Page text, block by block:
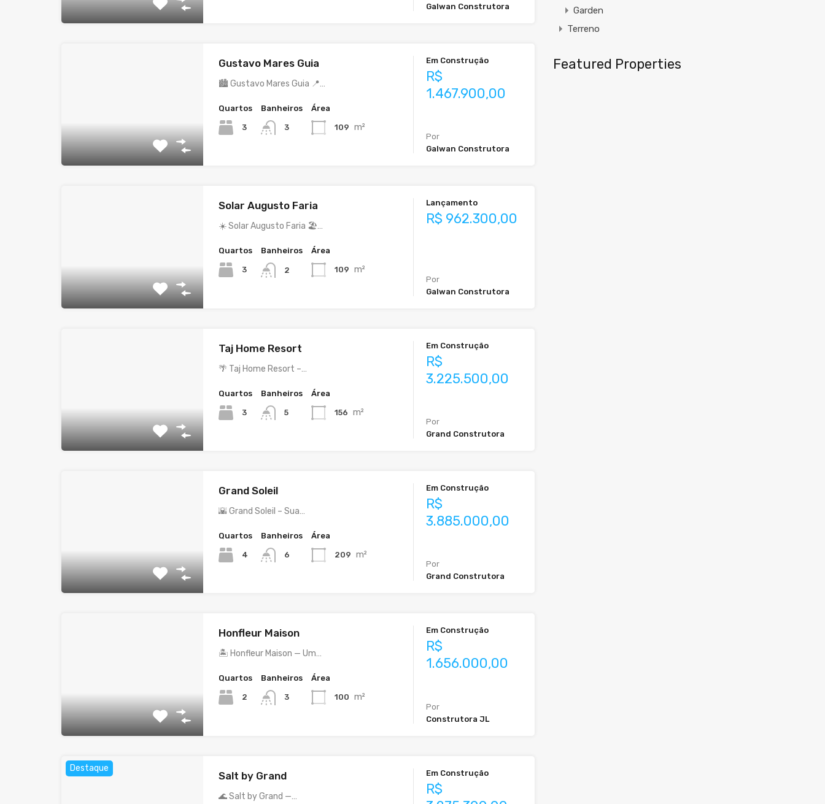
Galwan Construtora
Gustavo Mares Guia
🏙️ Gustavo Mares Guia 📍…
Quartos
3
Banheiros
3
Área
109 m²
Em Construção
R$
1.467.900,00
Por
Galwan Construtora
Solar Augusto Faria
☀️ Solar Augusto Faria 🏖️…
Quartos
3
Banheiros
2
Área
109 m²
Lançamento
R$ 962.300,00
Por
Galwan Construtora
Taj Home Resort
🌴 Taj Home Resort –…
Quartos
3
Banheiros
5
Área
156 m²
Em Construção
R$
3.225.500,00
Por
Grand Construtora
Grand Soleil
🌇 Grand Soleil – Sua…
Quartos
4
Banheiros
6
Área
209 m²
Em Construção
R$
3.885.000,00
Por
Grand Construtora
Honfleur Maison
🏝️ Honfleur Maison — Um…
Quartos
2
Banheiros
3
Área
100 m²
Em Construção
R$
1.656.000,00
Por
Construtora JL
Destaque
Salt by Grand
🌊 Salt by Grand —…
Em Construção
R$
Garden
Terreno
Featured Properties